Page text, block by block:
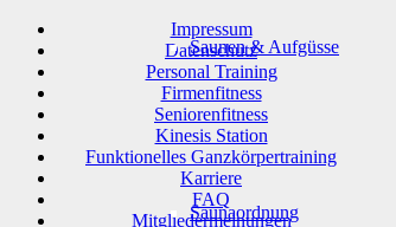
Saunen & Aufgüsse
Saunaordnung
Impressum
Datenschutz
Personal Training
Firmenfitness
Seniorenfitness
Kinesis Station
Funktionelles Ganzkörpertraining
Karriere
FAQ
Mitgliedermeinungen